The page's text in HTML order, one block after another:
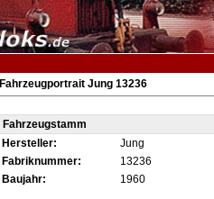
Fahrzeugportrait Jung 13236
Fahrzeugstamm
Hersteller:
Jung
Fabriknummer:
13236
Baujahr:
1960